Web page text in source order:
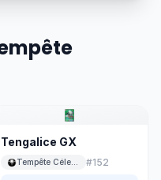
Tengalice GX
#152